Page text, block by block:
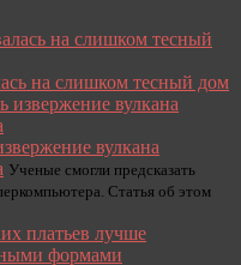
на слишком тесный дом
вулкана
Ученые смогли предсказать
Статья об этом